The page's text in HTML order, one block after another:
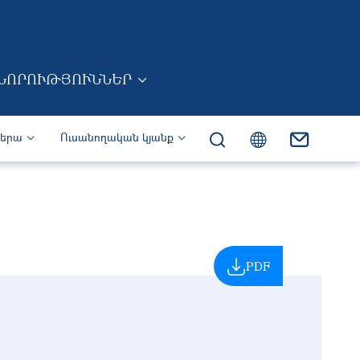
Ուսանողական կյանք
PDF